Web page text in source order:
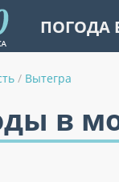
ПОГОДА
/ Вытегра
в